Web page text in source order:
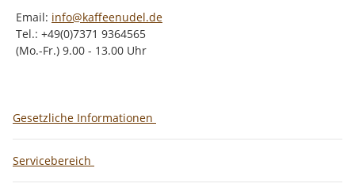
Email: info@kaffeenudel.de
Tel.: +49(0)7371 9364565
(Mo.-Fr.) 9.00 - 13.00 Uhr
Gesetzliche Informationen
Servicebereich